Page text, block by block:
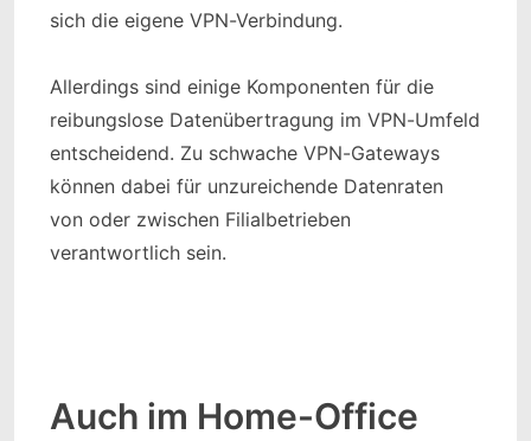
sich die eigene VPN-Verbindung.
Allerdings sind einige Komponenten für die
reibungslose Datenübertragung im VPN-Umfeld
entscheidend. Zu schwache VPN-Gateways
können dabei für unzureichende Datenraten
von oder zwischen Filialbetrieben
verantwortlich sein.
Auch im Home-Office